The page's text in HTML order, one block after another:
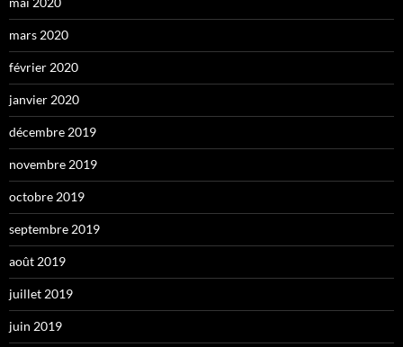
mars 2020
février 2020
janvier 2020
décembre 2019
novembre 2019
octobre 2019
septembre 2019
août 2019
juillet 2019
juin 2019